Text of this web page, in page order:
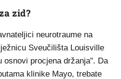
zid?
neurotraume na
Sveučilišta Louisville
osnovi procjena držanja". Da
klinike Mayo, trebate